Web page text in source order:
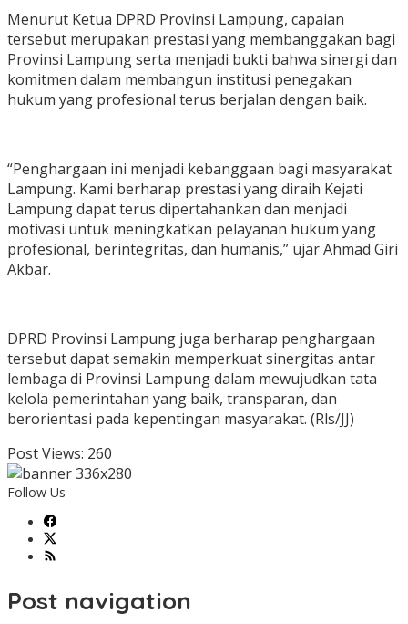
Menurut Ketua DPRD Provinsi Lampung, capaian
tersebut merupakan prestasi yang membanggakan bagi
Provinsi Lampung serta menjadi bukti bahwa sinergi dan
komitmen dalam membangun institusi penegakan
hukum yang profesional terus berjalan dengan baik.
“Penghargaan ini menjadi kebanggaan bagi masyarakat
Lampung. Kami berharap prestasi yang diraih Kejati
Lampung dapat terus dipertahankan dan menjadi
motivasi untuk meningkatkan pelayanan hukum yang
profesional, berintegritas, dan humanis,” ujar Ahmad Giri
Akbar.
DPRD Provinsi Lampung juga berharap penghargaan
tersebut dapat semakin memperkuat sinergitas antar
lembaga di Provinsi Lampung dalam mewujudkan tata
kelola pemerintahan yang baik, transparan, dan
berorientasi pada kepentingan masyarakat. (Rls/JJ)
Post Views: 260
Follow Us
Post navigation